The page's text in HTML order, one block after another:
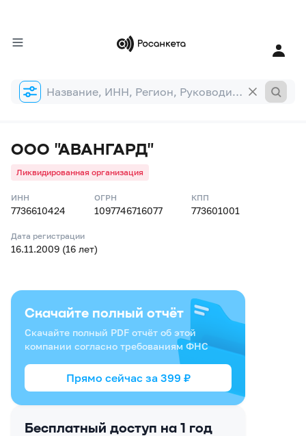
Форма
поиска
ООО "АВАНГАРД"
Ликвидированная организация
ИНН
7736610424
ОГРН
1097746716077
КПП
773601001
Дата регистрации
16.11.2009 (16 лет)
Бесплатный доступ на 1 год
Скачайте полный отчёт
Скачайте полный PDF отчёт об этой
компании согласно требованиям ФНС
Прямо сейчас за 399 ₽